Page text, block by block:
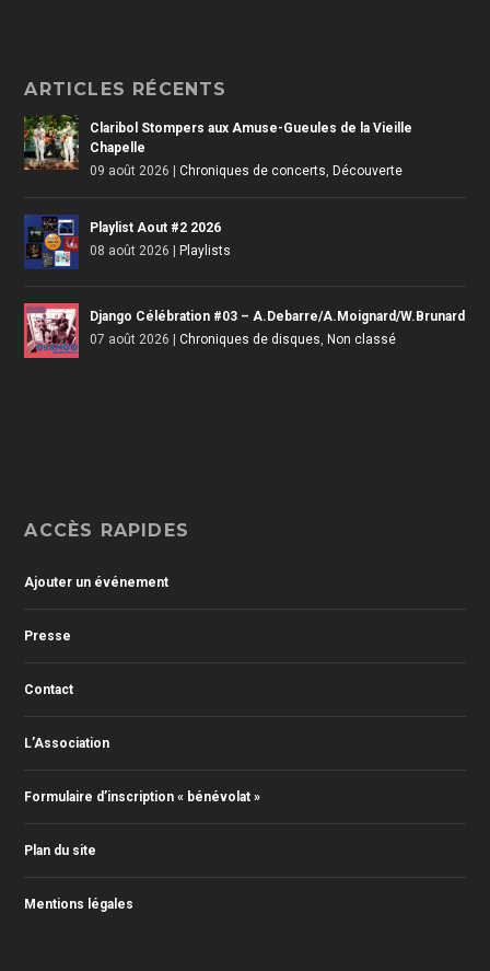
ARTICLES RÉCENTS
Claribol Stompers aux Amuse-Gueules de la Vieille
Chapelle
09 août 2026 |Chroniques de concerts ,Découverte
Playlist Aout #2 2026
08 août 2026 |Playlists
Django Célébration #03 – A.Debarre/A.Moignard/W.Brunard
07 août 2026 |Chroniques de disques ,Non classé
ACCÈS RAPIDES
Ajouter un événement
Presse
Contact
L’Association
Formulaire d’inscription « bénévolat »
Plan du site
Mentions légales